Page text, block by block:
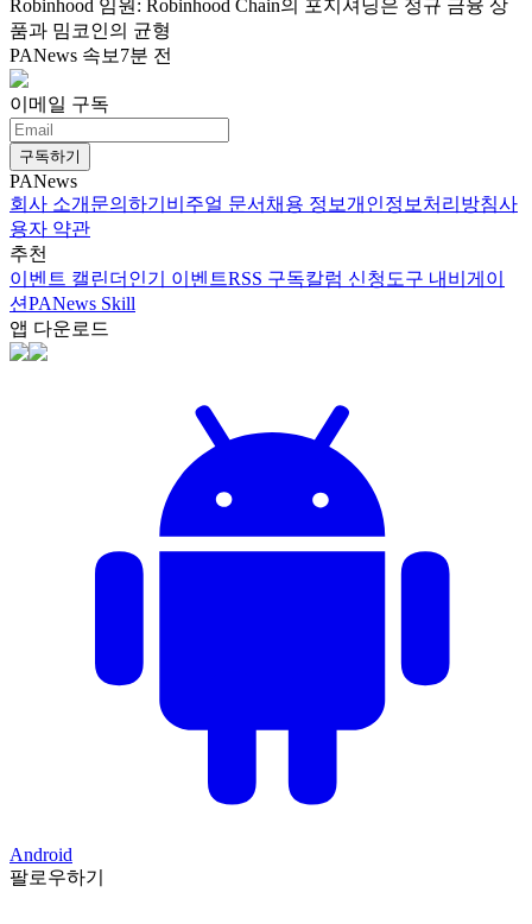
Robinhood 임원: Robinhood Chain의 포지셔닝은 정규 금융 상
품과 밈코인의 균형
PANews 속보 7분 전
이메일 구독
구독하기
PANews
회사 소개 문의하기 비주얼 문서 채용 정보개인정보처리방침사
용자 약관
추천
이벤트 캘린더 인기 이벤트RSS 구독칼럼 신청 도구 내비게이
션PANews Skill
앱 다운로드
Android
팔로우하기